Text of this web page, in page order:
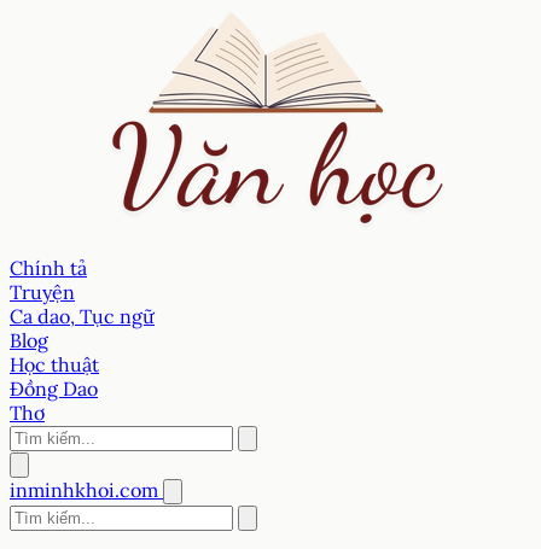
Chính tả
Truyện
Ca dao, Tục ngữ
Blog
Học thuật
Đồng Dao
Thơ
inminhkhoi.com